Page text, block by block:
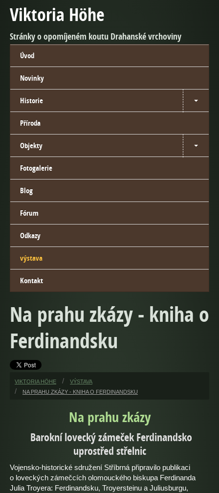
Viktoria Höhe
Stránky o opomíjeném koutu Drahanské vrchoviny
Úvod
Novinky
Historie
Příroda
Objekty
Fotogalerie
Blog
Fórum
Odkazy
výstava
Kontakt
Na prahu zkázy - kniha o
Ferdinandsku
VIKTORIA HÖHE
VÝSTAVA
NA PRAHU ZKÁZY - KNIHA O FERDINANDSKU
Na prahu zkázy
Barokní lovecký zámeček Ferdinandsko
uprostřed střelnic
Vojensko-historické sdružení Stříbrná připravilo publikaci
o loveckých zámečcích olomouckého biskupa Ferdinanda
Julia Troyera: Ferdinandsku, Troyersteinu a Juliusburgu,